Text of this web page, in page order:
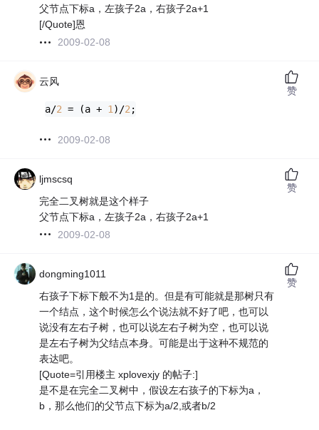
父节点下标a，左孩子2a，右孩子2a+1
[/Quote]恩
2009-02-08
云风
a/2 = (a + 1)/2;
2009-02-08
赞
ljmscsq
完全二叉树就是这个样子
父节点下标a，左孩子2a，右孩子2a+1
2009-02-08
赞
dongming1011
右孩子下标下般不为1是的。但是有可能就是那树只有
一个结点，这个时候怎么个说法就不好了吧，也可以
说没有左右子树，也可以说左右子树为空，也可以说
是左右子树为父结点本身。可能是出于这种不规范的
表达吧。
[Quote=引用楼主 xplovexjy 的帖子:]
是不是在完全二叉树中，假设左右孩子的下标为a，
b，那么他们的父节点下标为a/2,或者b/2
赞